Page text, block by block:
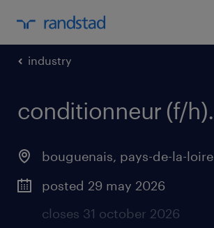
industry
conditionneur (f/h).
bouguenais, pays-de-la-loire
posted 29 may 2026
closes 31 october 2026